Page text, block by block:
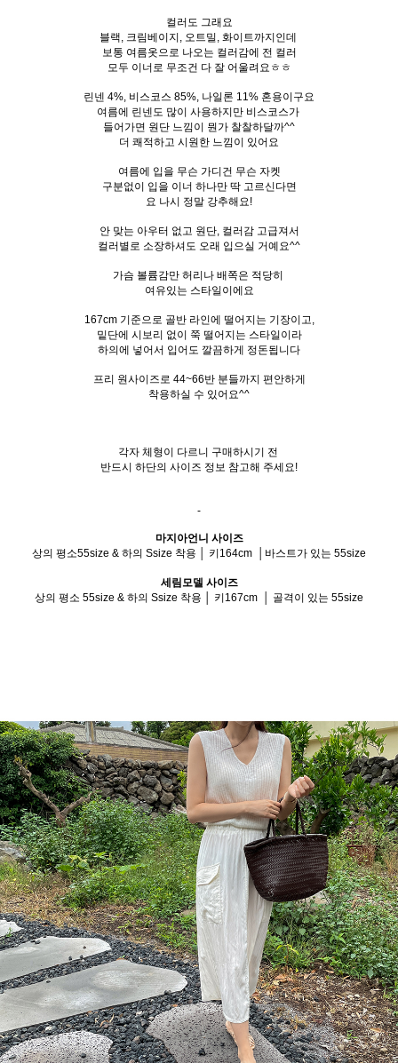
컬러도 그래요
블랙, 크림베이지, 오트밀, 화이트까지인데
보통 여름옷으로 나오는 컬러감에 전 컬러
모두 이너로 무조건 다 잘 어울려요ㅎㅎ
린넨 4%, 비스코스 85%, 나일론 11% 혼용이구요
여름에 린넨도 많이 사용하지만 비스코스가
들어가면 원단 느낌이 뭔가 찰찰하달까^^
더 쾌적하고 시원한 느낌이 있어요
여름에 입을 무슨 가디건 무슨 자켓
구분없이 입을 이너 하나만 딱 고르신다면
요 나시 정말 강추해요!
안 맞는 아우터 없고 원단, 컬러감 고급져서
컬러별로 소장하셔도 오래 입으실 거예요^^
가슴 볼륨감만 허리나 배쪽은 적당히
여유있는 스타일이에요
167cm 기준으로 골반 라인에 떨어지는 기장이고,
밑단에 시보리 없이 쭉 떨어지는 스타일이라
하의에 넣어서 입어도 깔끔하게 정돈됩니다
프리 원사이즈로 44~66반 분들까지 편안하게
착용하실 수 있어요^^
각자 체형이 다르니 구매하시기 전
반드시 하단의 사이즈 정보 참고해 주세요!
-
마지아언니 사이즈
상의 평소55size & 하의 Ssize 착용 │ 키164cm │바스트가 있는 55size
세림모델 사이즈
상의 평소 55size & 하의 Ssize 착용 │ 키167cm │ 골격이 있는 55size